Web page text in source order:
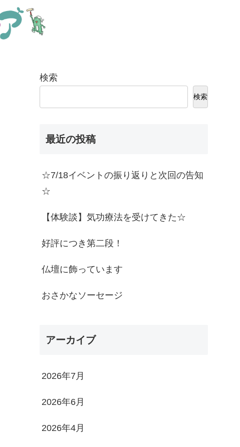
検索
検索
最近の投稿
☆7/18イベントの振り返りと次回の告知
☆
【体験談】気功療法を受けてきた☆
好評につき第二段！
仏壇に飾っています
おさかなソーセージ
アーカイブ
2026年7月
2026年6月
2026年4月